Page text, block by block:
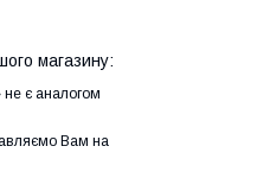
магазину:
не є аналогом
Вам на